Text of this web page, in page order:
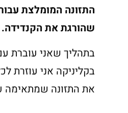
התזונה המומלצת
שהורגת את הקנדידה.
בתהליך שאני עוברת
בקליניקה אני עוזרת
את התזונה שמתאימה